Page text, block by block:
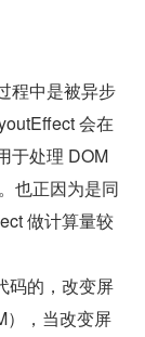
程中是被异步
会在
于处理 DOM
也正因为是同
做计算量较
码的，改变屏
），当改变屏